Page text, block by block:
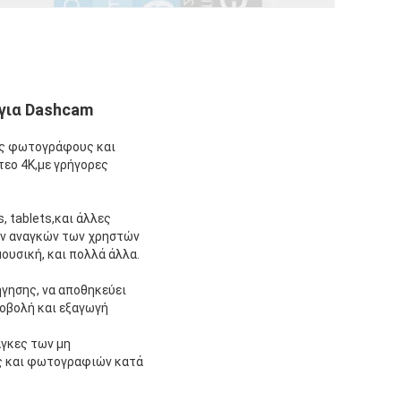
Dashcam
φωτογράφους και
4K,με γρήγορες
tablets,και άλλες
αναγκών των χρηστών
και πολλά άλλα.
να αποθηκεύει
και εξαγωγή
των μη
και φωτογραφιών κατά